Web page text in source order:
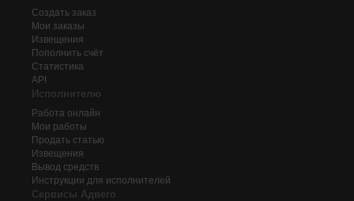
Создать заказ
Мои заказы
Извещения
Пополнить счёт
Статистика
API
Исполнителю
Работа онлайн
Мои работы
Продать статью
Извещения
Вывод средств
Инструкции для исполнителей
Сервисы Адвего